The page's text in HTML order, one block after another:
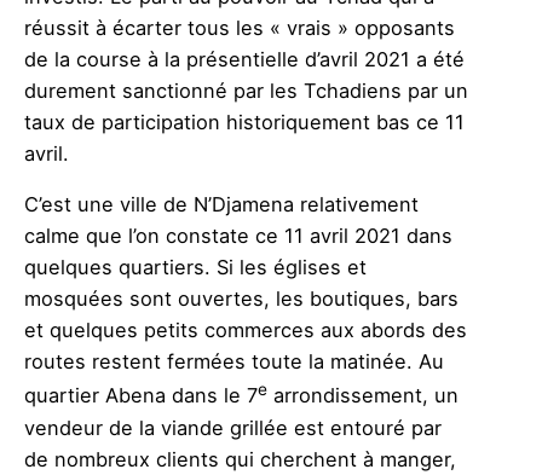
réussit à écarter tous les « vrais » opposants
de la course à la présentielle d’avril 2021 a été
durement sanctionné par les Tchadiens par un
taux de participation historiquement bas ce 11
avril.
C’est une ville de N’Djamena relativement
calme que l’on constate ce 11 avril 2021 dans
quelques quartiers. Si les églises et
mosquées sont ouvertes, les boutiques, bars
et quelques petits commerces aux abords des
routes restent fermées toute la matinée. Au
quartier Abena dans le 7e arrondissement, un
vendeur de la viande grillée est entouré par
de nombreux clients qui cherchent à manger,